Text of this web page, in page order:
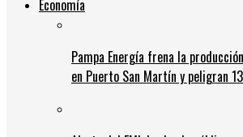
Economía
Pampa Energía frena la
en Puerto San Martín y peligran